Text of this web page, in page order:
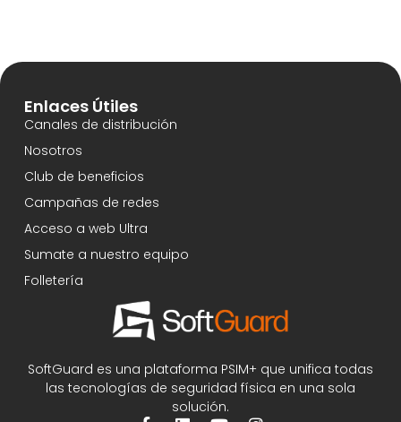
SoftGuard es una plataforma PSIM+ que unifica todas
las tecnologías de seguridad física en una sola
solución.
Enlaces Útiles
Canales de distribución
Nosotros
Club de beneficios
Campañas de redes
Acceso a web Ultra
Sumate a nuestro equipo
Folletería